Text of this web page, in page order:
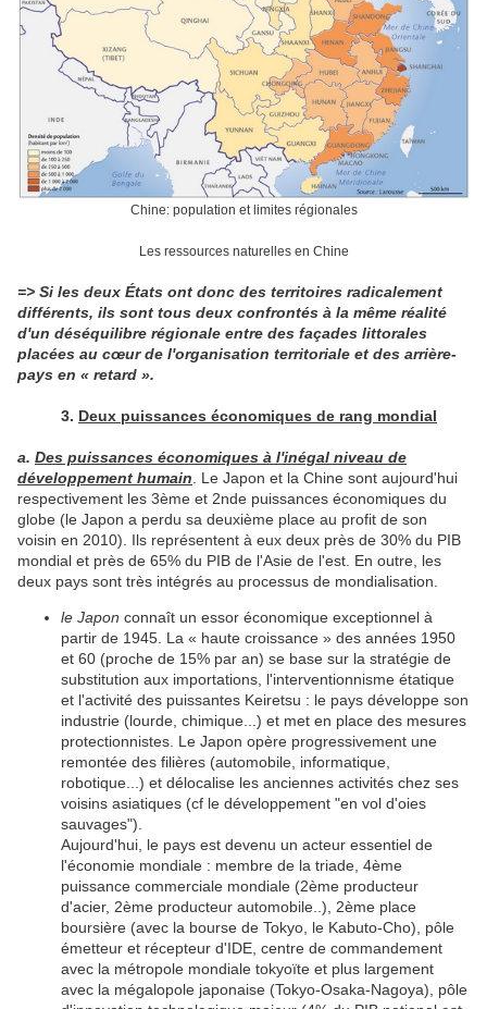
Chine: population et limites régionales
Les ressources naturelles en Chine
=> Si les deux États ont donc des territoires radicalement
différents, ils sont tous deux confrontés à la même réalité
d'un déséquilibre régionale entre des façades littorales
placées au cœur de l'organisation territoriale et des arrière-
pays en « retard ».
3. Deux puissances économiques de rang mondial
a. Des puissances économiques à l'inégal niveau de
développement humain . Le Japon et la Chine sont aujourd'hui
respectivement les 3ème et 2nde puissances économiques du
globe (le Japon a perdu sa deuxième place au profit de son
voisin en 2010). Ils représentent à eux deux près de 30% du PIB
mondial et près de 65% du PIB de l'Asie de l'est. En outre, les
deux pays sont très intégrés au processus de mondialisation.
le Japon connaît un essor économique exceptionnel à
partir de 1945. La « haute croissance » des années 1950
et 60 (proche de 15% par an) se base sur la stratégie de
substitution aux importations, l'interventionnisme étatique
et l'activité des puissantes Keiretsu : le pays développe son
industrie (lourde, chimique...) et met en place des mesures
protectionnistes. Le Japon opère progressivement une
remontée des filières (automobile, informatique,
robotique...) et délocalise les anciennes activités chez ses
voisins asiatiques (cf le développement "en vol d'oies
sauvages").
Aujourd'hui, le pays est devenu un acteur essentiel de
l'économie mondiale : membre de la triade, 4ème
puissance commerciale mondiale (2ème producteur
d'acier, 2ème producteur automobile..), 2ème place
boursière (avec la bourse de Tokyo, le Kabuto-Cho), pôle
émetteur et récepteur d'IDE, centre de commandement
avec la métropole mondiale tokyoïte et plus largement
avec la mégalopole japonaise (Tokyo-Osaka-Nagoya), pôle